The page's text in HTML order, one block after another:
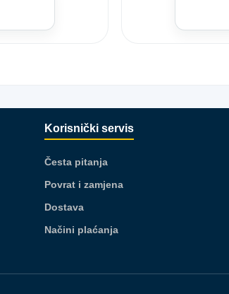
Korisnički servis
Česta pitanja
Povrat i zamjena
Dostava
Načini plaćanja